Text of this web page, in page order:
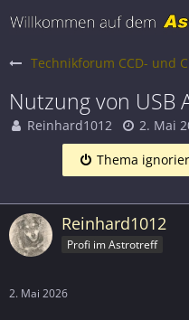
Technikforum CCD- und
Nutzung von USB
Reinhard1012
2. Mai
Thema
Reinhard1012
Profi im Astrotreff
2. Mai 2026